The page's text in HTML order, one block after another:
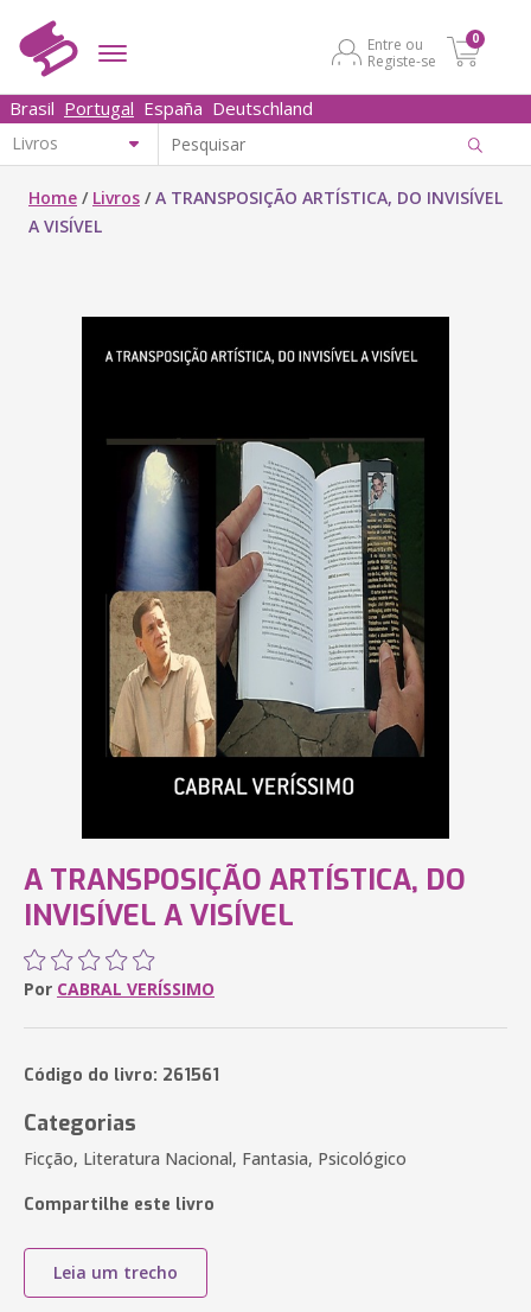
Entre ou
Registe-se
0
Brasil Portugal España Deutschland
Home / Livros /A TRANSPOSIÇÃO ARTÍSTICA, DO INVISÍVEL
A VISÍVEL
A TRANSPOSIÇÃO ARTÍSTICA, DO
INVISÍVEL A VISÍVEL
Por CABRAL VERÍSSIMO
Código do livro: 261561
Categorias
Ficção, Literatura Nacional, Fantasia, Psicológico
Compartilhe este livro
Leia um trecho